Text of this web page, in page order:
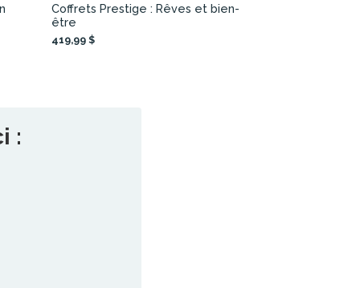
Coffrets Prestige : Rêves et bien-
être
419,99 $
: